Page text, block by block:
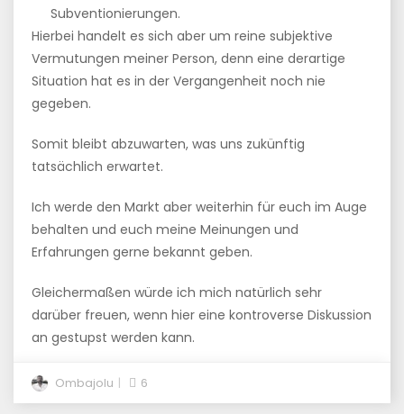
Subventionierungen.
Hierbei handelt es sich aber um reine subjektive
Vermutungen meiner Person, denn eine derartige
Situation hat es in der Vergangenheit noch nie
gegeben.
Somit bleibt abzuwarten, was uns zukünftig
tatsächlich erwartet.
Ich werde den Markt aber weiterhin für euch im Auge
behalten und euch meine Meinungen und
Erfahrungen gerne bekannt geben.
Gleichermaßen würde ich mich natürlich sehr
darüber freuen, wenn hier eine kontroverse Diskussion
an gestupst werden kann.
Ombajolu 6